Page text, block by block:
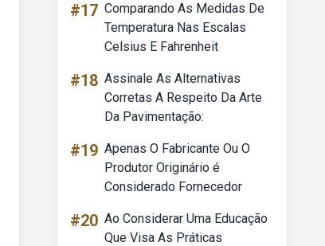
#17 Comparando As Medidas De
Temperatura Nas Escalas
Celsius E Fahrenheit
#18 Assinale As Alternativas
Corretas A Respeito Da Arte
Da Pavimentação:
#19 Apenas O Fabricante Ou O
Produtor Originário é
Considerado Fornecedor
#20 Ao Considerar Uma Educação
Que Visa As Práticas